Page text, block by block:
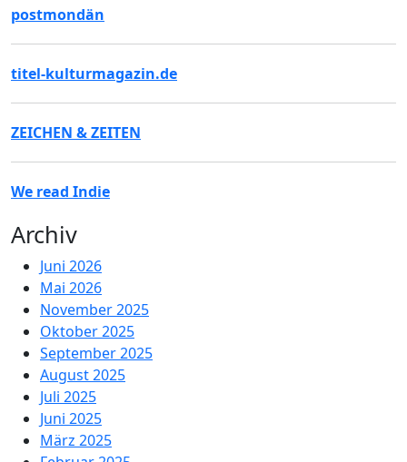
postmondän
titel-kulturmagazin.de
ZEICHEN & ZEITEN
We read Indie
Archiv
Juni 2026
Mai 2026
November 2025
Oktober 2025
September 2025
August 2025
Juli 2025
Juni 2025
März 2025